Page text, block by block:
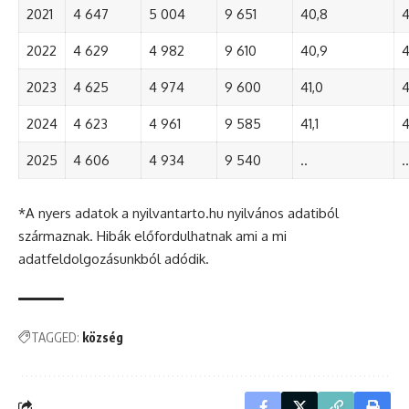
2021 4 647 5 004 9 651 40,8
2022 4 629 4 982 9 610 40,9
2023 4 625 4 974 9 600 41,0
2024 4 623 4 961 9 585 41,1
2025 4 606 4 934 9 540 .. ..
*A nyers adatok a nyilvantarto.hu nyilvános adatiból
származnak. Hibák előfordulhatnak ami a mi
adatfeldolgozásunkból adódik.
TAGGED: község